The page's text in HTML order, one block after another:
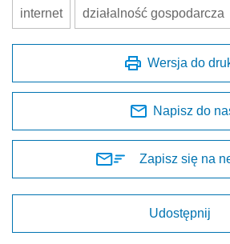
internet działalność gospodarcza
Wersja do
Napisz do
Zapisz się na
Udostępnij